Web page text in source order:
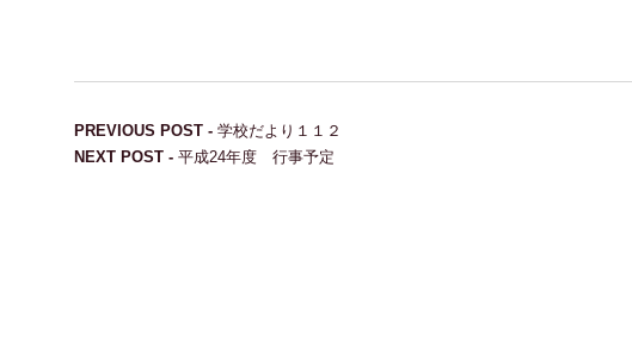
投稿ナビゲーション
PREVIOUS POST - Previous post:
学校だより１１２
NEXT POST - Next post:
平成24年度 行事予定